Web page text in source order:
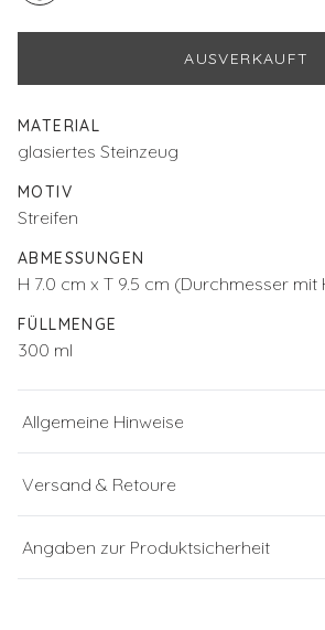
AUSVERKAUFT
MATERIAL
glasiertes Steinzeug
MOTIV
Streifen
ABMESSUNGEN
H 7.0 cm x T 9.5 cm (Durchmesser mit
FÜLLMENGE
300 ml
Allgemeine Hinweise
Versand & Retoure
Angaben zur Produktsicherheit